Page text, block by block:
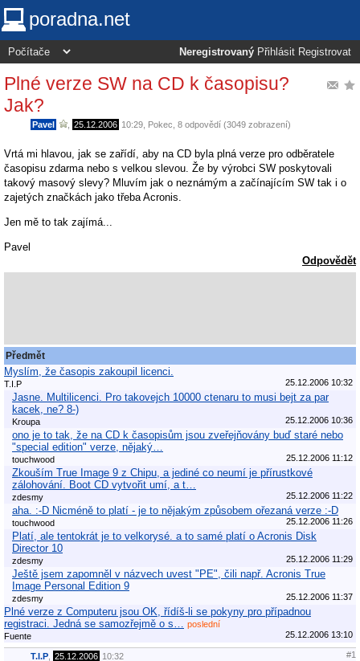
poradna.net
Neregistrovaný Přihlásit Registrovat
Plné verze SW na CD k časopisu?
Jak?
Pavel 25.12.2006 10:29 Pokec , 8 odpovědí (3049 zobrazení)
Vrtá mi hlavou, jak se zařídí, aby na CD byla plná verze pro odběratele
časopisu zdarma nebo s velkou slevou. Že by výrobci SW poskytovali
takový masový slevy? Mluvím jak o neznámým a začínajícím SW tak i o
zajetých značkách jako třeba Acronis.
Jen mě to tak zajímá...
Pavel
Odpovědět
Předmět
Myslím, že časopis zakoupil licenci.
T.I.P 25.12.2006 10:32
Jasne. Multilicenci. Pro takovejch 10000 ctenaru to musi bejt za par
kacek, ne? 8-)
Kroupa 25.12.2006 10:36
ono je to tak, že na CD k časopisům jsou zveřejňovány buď staré nebo
"special edition" verze, nějaký…
touchwood 25.12.2006 11:12
Zkouším True Image 9 z Chipu, a jediné co neumí je přírustkové
zálohování. Boot CD vytvořit umí, a t…
zdesmy 25.12.2006 11:22
aha. :-D Nicméně to platí - je to nějakým způsobem ořezaná verze :-D
touchwood 25.12.2006 11:26
Platí, ale tentokrát je to velkorysé. a to samé platí o Acronis Disk
Director 10
zdesmy 25.12.2006 11:29
Ještě jsem zapomněl v názvech uvest "PE", čili např. Acronis True
Image Personal Edition 9
zdesmy 25.12.2006 11:37
Plné verze z Computeru jsou OK, řídíš-li se pokyny pro případnou
registraci. Jedná se samozřejmě o s…
poslední
Fuente
25.12.2006 13:10
T.I.P 25.12.2006 10:32 #1